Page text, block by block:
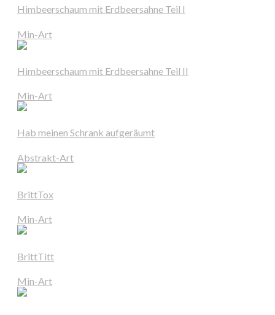
Himbeerschaum mit Erdbeersahne Teil I
Min-Art
Himbeerschaum mit Erdbeersahne Teil II
Min-Art
Hab meinen Schrank aufgeräumt
Abstrakt-Art
BrittTox
Min-Art
BrittTitt
Min-Art